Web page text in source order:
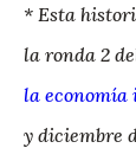
* Esta
la ronda 2
la
y diciembre